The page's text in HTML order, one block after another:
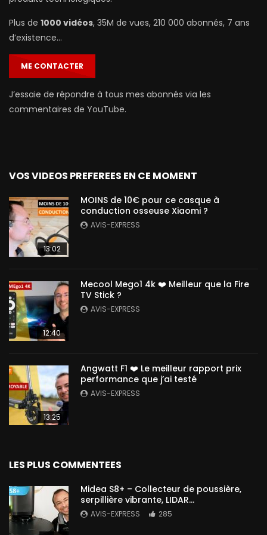
Plus de 1000 vidéos, 35M de vues, 210 000 abonnés, 7 ans
d’existence…
ME CONTACTER
J’essaie de répondre à tous mes abonnés via les
commentaires de YouTube.
VOS VIDEOS PREFEREES EN CE MOMENT
13:02
MOINS de 10€ pour ce casque à
conduction osseuse Xiaomi ?
AVIS-EXPRESS
12:40
Mecool Mego1 4k ❤️ Meilleur que la Fire
TV Stick ?
AVIS-EXPRESS
13:25
Angwatt F1 ❤️ Le meilleur rapport prix
performance que j’ai testé
AVIS-EXPRESS
LES PLUS COMMENTEES
Midea S8+ – Collecteur de poussière,
serpillière vibrante, LIDAR…
AVIS-EXPRESS 285